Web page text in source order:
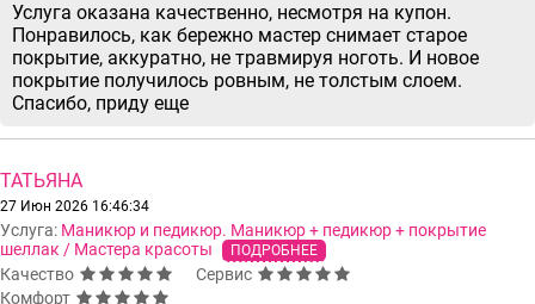
Услуга оказана качественно, несмотря на купон.
Понравилось, как бережно мастер снимает старое
покрытие, аккуратно, не травмируя ноготь. И новое
покрытие получилось ровным, не толстым слоем.
Спасибо, приду еще
ТАТЬЯНА
27 Июн 2026 16:46:34
Услуга: Маникюр и педикюр. Маникюр + педикюр + покрытие
шеллак / Мастера красоты
ПОДРОБНЕЕ
Качество
Сервис
Комфорт